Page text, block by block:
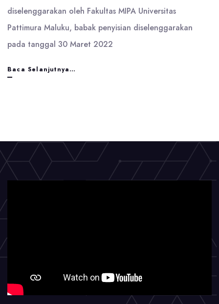
diselenggarakan oleh Fakultas MIPA Universitas
Pattimura Maluku, babak penyisian diselenggarakan
pada tanggal 30 Maret 2022
Baca Selanjutnya…
MIPA